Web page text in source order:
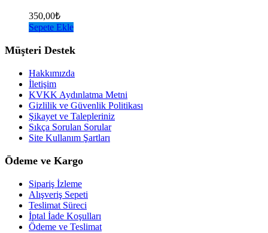
350,00₺
Sepete Ekle
Müşteri Destek
Hakkımızda
İletişim
KVKK Aydınlatma Metni
Gizlilik ve Güvenlik Politikası
Şikayet ve Talepleriniz
Sıkça Sorulan Sorular
Site Kullanım Şartları
Ödeme ve Kargo
Sipariş İzleme
Alışveriş Sepeti
Teslimat Süreci
İptal İade Koşulları
Ödeme ve Teslimat